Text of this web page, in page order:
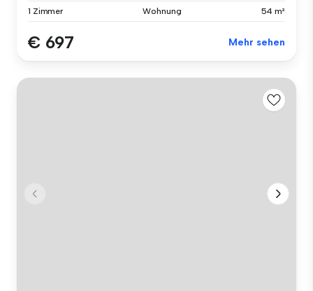
1 Zimmer Wohnung 54 m²
€ 697 Mehr sehen